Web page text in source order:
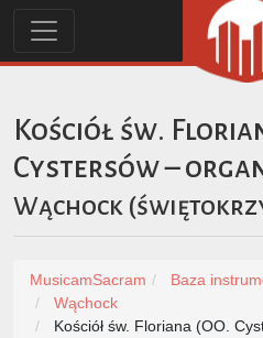
Kościół św.
Cystersów –
Wąchock (
MusicamSacram Baza
Wąchock
Kościół św. Floriana (OO.